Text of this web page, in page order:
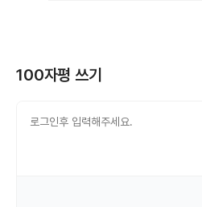
100자평 쓰기